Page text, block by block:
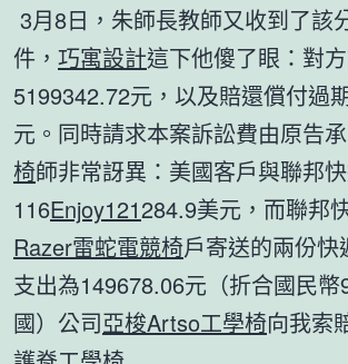
3月8日，朱師長教師又收到了該
件， 巧寓設計這下他傻了眼：對
5199342.72元，以及賠還償付過
元。同時請求本案訴訟費由原告
椅師非常訝異：美國客戶與聯邦
116Enjoy121284.9美元，而聯邦
Razer雷蛇電競椅戶寄送的兩份
支出為149678.06元（折合國民
國）公司亞梭Artso工學椅向我索